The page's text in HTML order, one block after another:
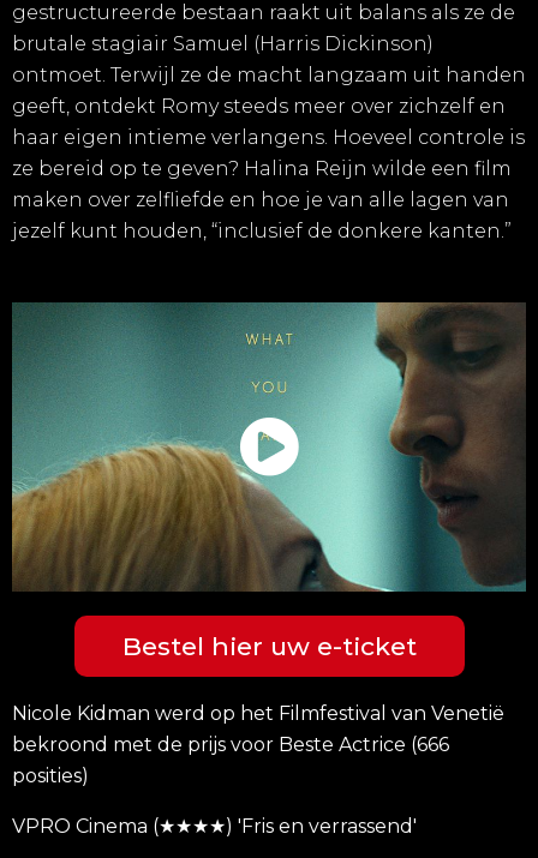
gestructureerde bestaan raakt uit balans als ze de
brutale stagiair Samuel (Harris Dickinson)
ontmoet. Terwijl ze de macht langzaam uit handen
geeft, ontdekt Romy steeds meer over zichzelf en
haar eigen intieme verlangens. Hoeveel controle is
ze bereid op te geven? Halina Reijn wilde een film
maken over zelfliefde en hoe je van alle lagen van
jezelf kunt houden, “inclusief de donkere kanten.”
Bestel hier uw e-ticket
Nicole Kidman werd op het Filmfestival van Venetië
bekroond met de prijs voor Beste Actrice (666
posities)
VPRO Cinema (★★★★) 'Fris en verrassend'